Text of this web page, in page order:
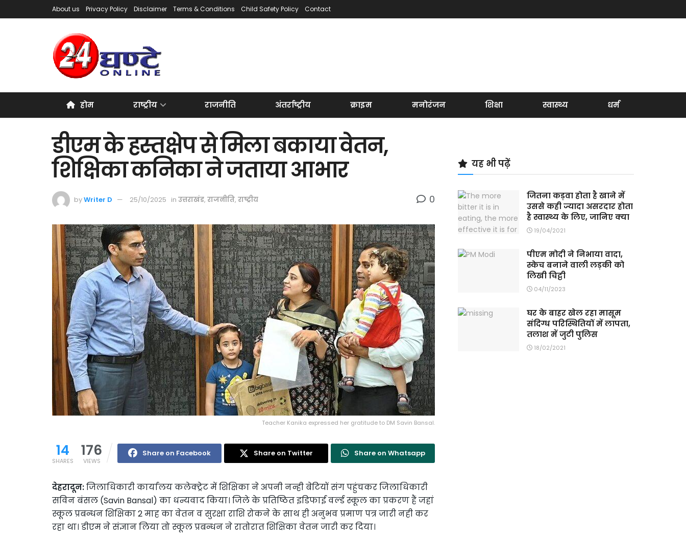
About us Privacy Policy Disclaimer Terms & Conditions Child Safety Policy Contact
होम राष्ट्रीय राजनीति अंतर्राष्ट्रीय क्राइम मनोरंजन शिक्षा स्वास्थ्य धर्म
डीएम के हस्तक्षेप से मिला बकाया वेतन,
शिक्षिका कनिका ने जताया आभार
byWriter D 25/10/2025 in उत्तराखंड, राजनीति, राष्ट्रीय 0
Teacher Kanika expressed her gratitude to DM Savin Bansal.
14
SHARES
176
VIEWS
Share on Facebook Share on Twitter Share on Whatsapp
देहरादून:जिलाधिकारी कार्यालय कलेक्ट्रेट में शिक्षिका ने अपनी नन्ही बेटियों संग पहुंचकर जिलाधिकारी
सविन बंसल (Savin Bansal) का धन्यवाद किया। जिले के प्रतिष्ठित इडिफाई वर्ल्ड स्कूल का प्रकरण हैं जहां
स्कूल प्रबन्धन शिक्षिका 2 माह का वेतन व सुरक्षा राशि रोकने के साथ ही अनुभव प्रमाण पत्र जारी नही कर
रहा था। डीएम ने संज्ञान लिया तो स्कूल प्रबन्धन ने रातोरात शिक्षिका वेतन जारी कर दिया।
यह भी पढ़ें
जितना कड़वा होता है खाने में
उससे कही ज्यादा असरदार होता
है स्वास्थ्य के लिए, जानिए क्या
19/04/2021
पीएम मोदी ने निभाया वादा,
स्केच बनाने वाली लड़की को
लिखी चिट्ठी
04/11/2023
घर के बाहर खेल रहा मासूम
संदिग्ध परिस्थितियों में लापता,
तलाश में जुटी पुलिस
18/02/2021